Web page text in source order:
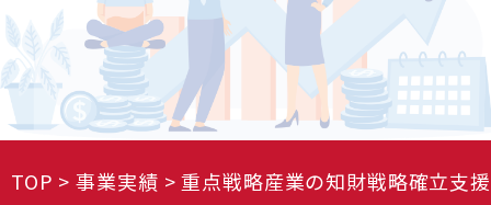
TOP 事業実績 重点戦略産業の知財戦略確立支